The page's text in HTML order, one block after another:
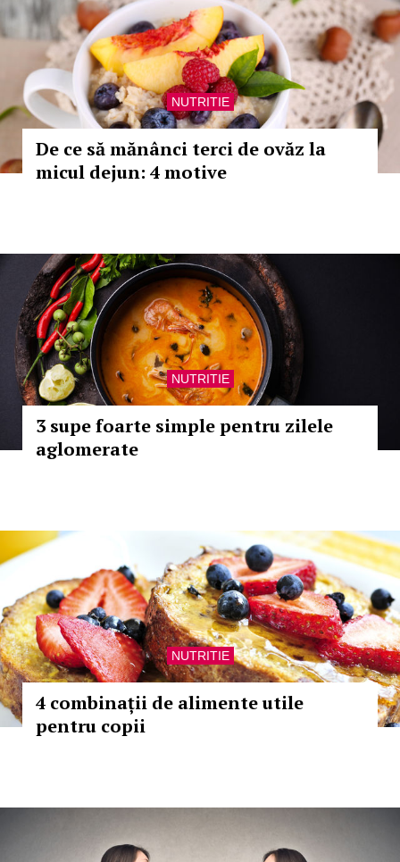
NUTRITIE
De ce să mănânci terci de ovăz la
micul dejun: 4 motive
NUTRITIE
3 supe foarte simple pentru zilele
aglomerate
NUTRITIE
4 combinații de alimente utile
pentru copii